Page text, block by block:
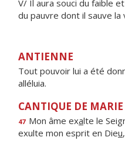
V/ Il aura souci du faible
du pauvre dont il sauve la
ANTIENNE
Tout pouvoir lui a été
alléluia.
CANTIQUE DE
47 Mon âme exalte le
exulte mon esprit en Dieu